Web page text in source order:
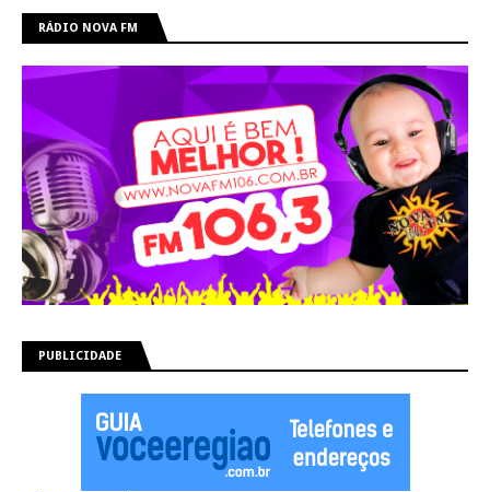
RÁDIO NOVA FM
PUBLICIDADE